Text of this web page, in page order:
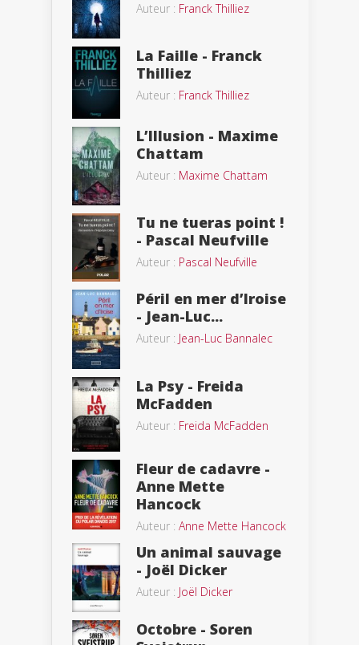
Auteur : Franck Thilliez
La Faille - Franck
Thilliez
Auteur : Franck Thilliez
L’Illusion - Maxime
Chattam
Auteur : Maxime Chattam
Tu ne tueras point !
- Pascal Neufville
Auteur : Pascal Neufville
Péril en mer d’Iroise
- Jean-Luc...
Auteur : Jean-Luc Bannalec
La Psy - Freida
McFadden
Auteur : Freida McFadden
Fleur de cadavre -
Anne Mette
Hancock
Auteur : Anne Mette Hancock
Un animal sauvage
- Joël Dicker
Auteur : Joël Dicker
Octobre - Soren